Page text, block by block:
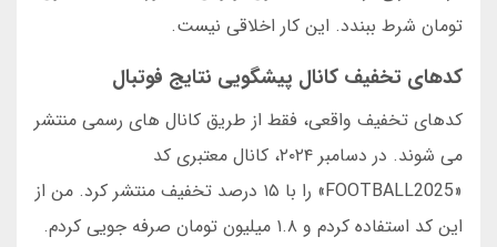
تومان شرط ببندد. این کار اخلاقی نیست.
کدهای تخفیف کانال پیشگویی نتایج فوتبال
کدهای تخفیف واقعی، فقط از طریق کانال های رسمی منتشر
می شوند. در دسامبر ۲۰۲۴، کانال معتبری کد
«FOOTBALL2025» را با ۱۵ درصد تخفیف منتشر کرد. من از
این کد استفاده کردم و ۱.۸ میلیون تومان صرفه جویی کردم.